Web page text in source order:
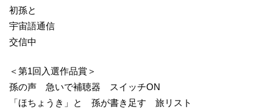
初孫と
宇宙語通信
交信中
＜第1回入選作品賞＞
孫の声 急いで補聴器 スイッチON
「ほちょうき」と 孫が書き足す 旅リスト